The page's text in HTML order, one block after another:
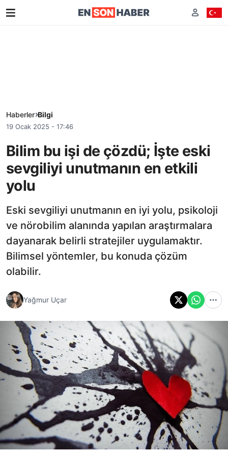
Haberler Bilgi
19 Ocak 2025 - 17:46
Bilim bu işi de çözdü; İşte eski
sevgiliyi unutmanın en etkili
yolu
Eski sevgiliyi unutmanın en iyi yolu, psikoloji
ve nörobilim alanında yapılan araştırmalara
dayanarak belirli stratejiler uygulamaktır.
Bilimsel yöntemler, bu konuda çözüm
olabilir.
Yağmur Uçar